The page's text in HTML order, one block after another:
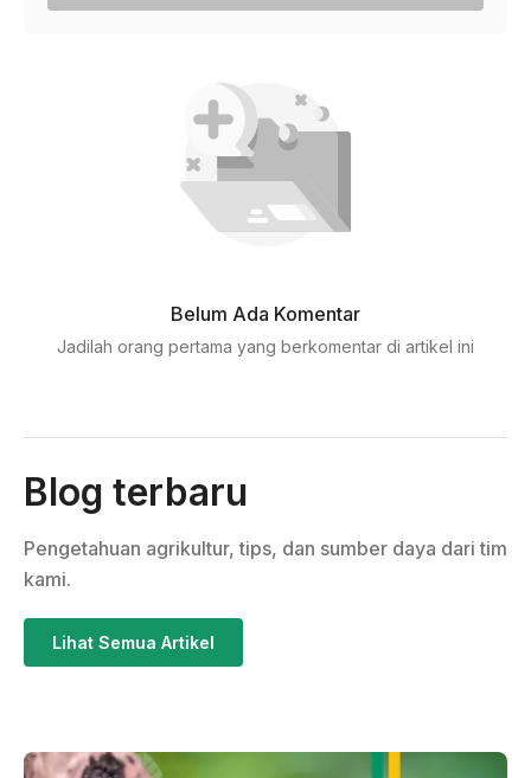
Belum Ada Komentar
Jadilah orang pertama yang berkomentar di artikel ini
Blog terbaru
Pengetahuan agrikultur, tips, dan sumber daya dari tim
kami.
Lihat Semua Artikel